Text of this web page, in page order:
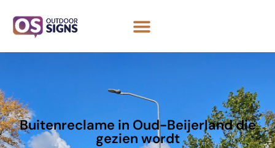
Buitenreclame in Oud-Beijerland die
gezien wordt